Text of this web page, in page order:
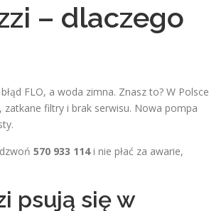
– dlaczego
FLO, a woda zimna. Znasz to? W Polsce
filtry i brak serwisu. Nowa pompa
570 933 114i nie płać za awarie,
psują się w